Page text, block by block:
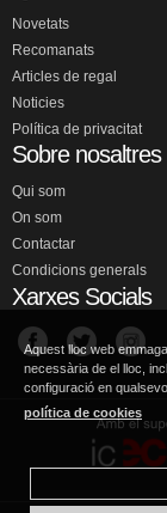
Novetats
Recomanats
Articles de regal
Noticies
Política de privacitat
Sobre nosaltres
Qui som
On som
Contactar
Condicions generals
Xarxes Socials
Aquest lloc web
necessària de el lloc,
configuració en
política de cookies